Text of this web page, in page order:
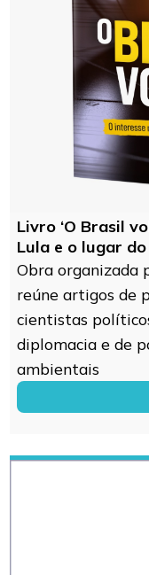
Livro ‘O Brasil
Lula e o lugar
Obra organizada
reúne artigos de
cientistas
diplomacia e de
ambientais